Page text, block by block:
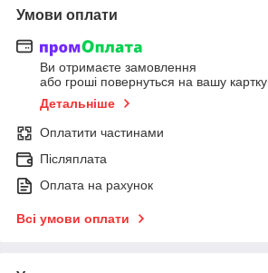
Умови оплати
Ви отримаєте замовлення
або гроші повернуться на вашу картку
Детальніше
Оплатити частинами
Післяплата
Оплата на рахунок
Всі умови оплати